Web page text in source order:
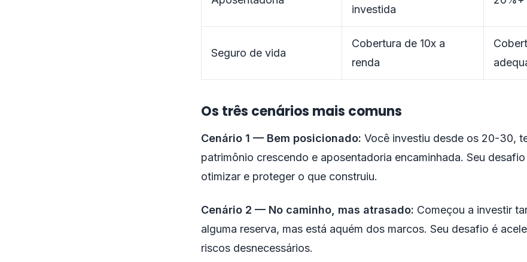
investida
Seguro de vida
Cobertura de 10x a
renda
Os três cenários mais comuns
Cenário 1 — Bem posicionado: Você investiu desde os 20-30,
patrimônio crescendo e aposentadoria encaminhada. Seu
otimizar e proteger o que construiu.
Cenário 2 — No caminho, mas atrasado: Começou a investir
alguma reserva, mas está aquém dos marcos. Seu desafio é
riscos desnecessários.